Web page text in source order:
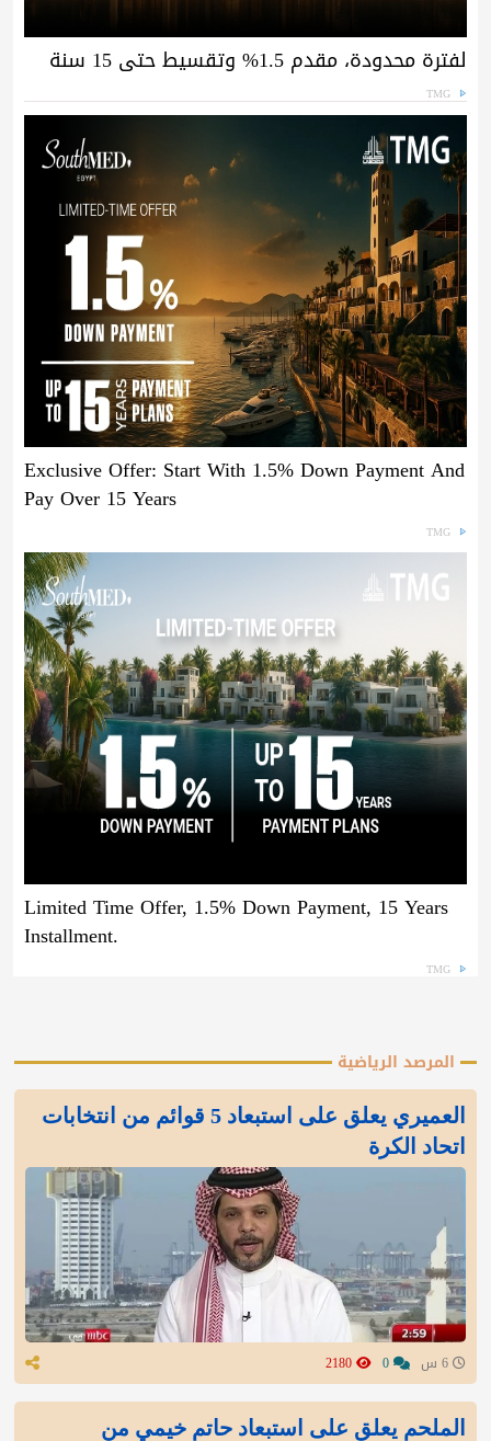
لفترة محدودة، مقدم 1.5% وتقسيط حتى 15 سنة
TMG
Exclusive Offer: Start With 1.5% Down Payment And
Pay Over 15 Years
TMG
Limited Time Offer, 1.5% Down Payment, 15 Years
Installment.
TMG
المرصد الرياضية
العميري يعلق على استبعاد 5 قوائم من انتخابات
اتحاد الكرة
الملحم يعلق على استبعاد حاتم خيمي من